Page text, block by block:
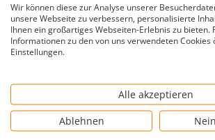
Wichtige Hinweise
Kontakt
Impressum
Datenschutzerklärung
Hinweisgeberkanal
Wir können diese zur Analyse unserer
unsere Webseite zu verbessern, personalisierte
Ihnen ein großartiges Webseiten-Erlebnis zu bieten.
Informationen zu den von uns verwendeten Cookies
Einstellungen.
Alle akzeptieren
Ablehnen